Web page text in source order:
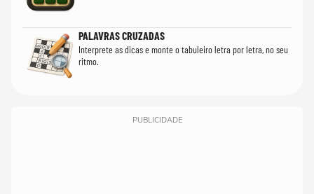
PALAVRAS CRUZADAS
Interprete as dicas e monte o tabuleiro letra por letra, no seu
ritmo.
PUBLICIDADE